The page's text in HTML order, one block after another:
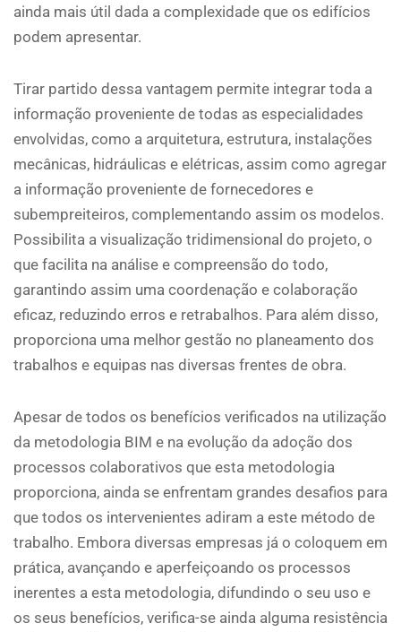
ainda mais útil dada a complexidade que os edifícios
podem apresentar.
Tirar partido dessa vantagem permite integrar toda a
informação proveniente de todas as especialidades
envolvidas, como a arquitetura, estrutura, instalações
mecânicas, hidráulicas e elétricas, assim como agregar
a informação proveniente de fornecedores e
subempreiteiros, complementando assim os modelos.
Possibilita a visualização tridimensional do projeto, o
que facilita na análise e compreensão do todo,
garantindo assim uma coordenação e colaboração
eficaz, reduzindo erros e retrabalhos. Para além disso,
proporciona uma melhor gestão no planeamento dos
trabalhos e equipas nas diversas frentes de obra.
Apesar de todos os benefícios verificados na utilização
da metodologia BIM e na evolução da adoção dos
processos colaborativos que esta metodologia
proporciona, ainda se enfrentam grandes desafios para
que todos os intervenientes adiram a este método de
trabalho. Embora diversas empresas já o coloquem em
prática, avançando e aperfeiçoando os processos
inerentes a esta metodologia, difundindo o seu uso e
os seus benefícios, verifica-se ainda alguma resistência